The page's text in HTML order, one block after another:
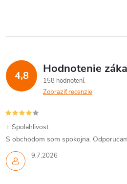
4,8 Hodnotenie
158 hodnotení
Zobraziť recenzie
9.7.2026
+ Spolahlivost
S obchodom som spokojna.